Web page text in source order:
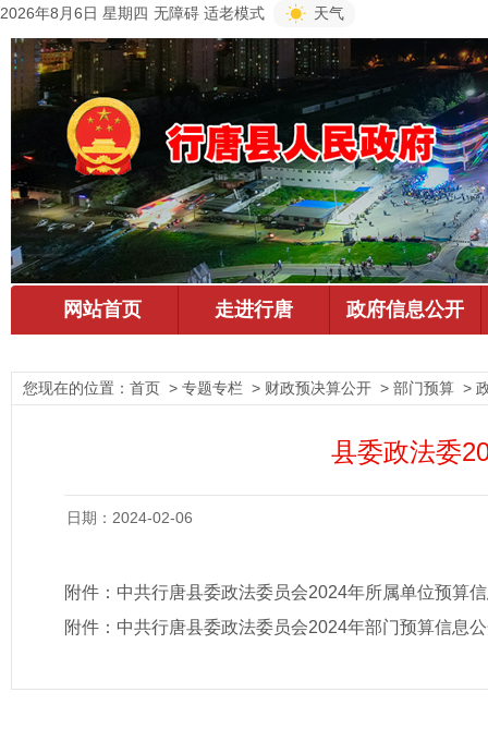
2026年8月6日 星期四 无障碍 适老模式 天气
您现在的位置： 首页 > 专题专栏 > 财政预决算公开 > 部门预算 >
县委政法委
日期：2024-02-06
附件： 中共行唐县委政法委员会2024年所属单位预算
附件： 中共行唐县委政法委员会2024年部门预算信息